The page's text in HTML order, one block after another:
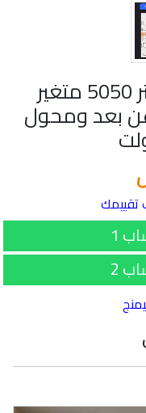
شريط إضاءة LED 5 متر 5050 متغير
بعد ومحول
1
2